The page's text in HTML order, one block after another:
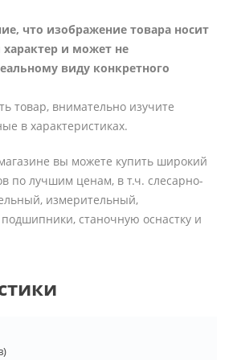
что изображение товара носит
и может не
виду конкретного
товар, внимательно изучите
в характеристиках.
вы можете купить широкий
по лучшим ценам, в т.ч. слесарно-
измерительный,
станочную оснастку и